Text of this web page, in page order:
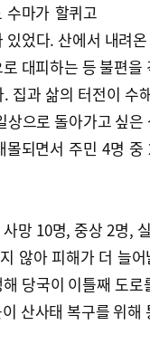
수마가 할퀴고
었다. 산에서 내려
대피하는 등 불편
집과 삶의 터전이 수
으로 돌아가고 싶
되면서 주민 4명
망 10명, 중상 2명,
않아 피해가 더 늘
당국이 이틀째 도
산사태 복구를 위